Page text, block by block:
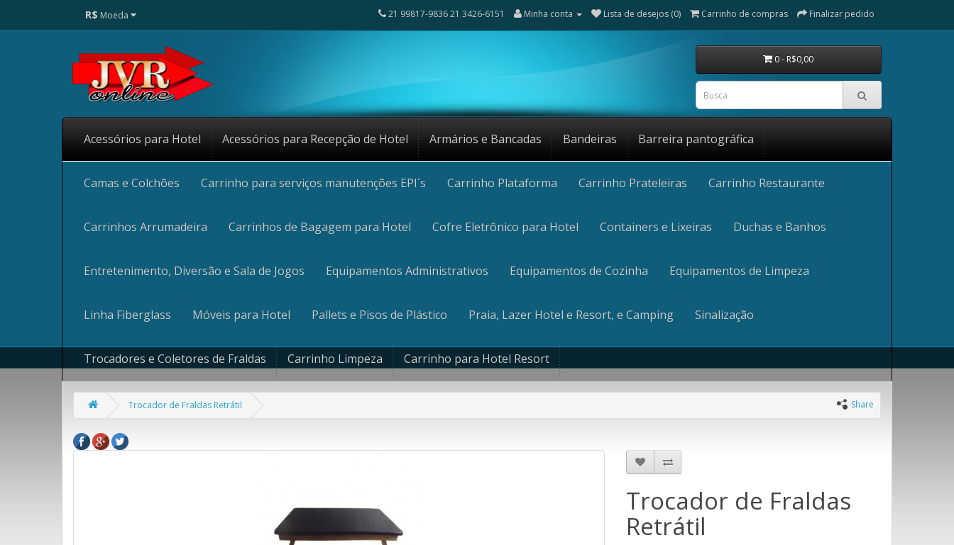
R$ Moeda 21 99817-9836 21 3426-6151 Minha conta Lista de desejos (0) Carrinho de compras Finalizar pedido
0 - R$0,00
Acessórios para Hotel Acessórios para Recepção de Hotel Armários e Bancadas Bandeiras Barreira pantográfica
Camas e Colchões Carrinho para serviços manutenções EPI´s Carrinho Plataforma Carrinho Prateleiras Carrinho Restaurante
Carrinhos Arrumadeira Carrinhos de Bagagem para Hotel Cofre Eletrônico para Hotel Containers e Lixeiras Duchas e Banhos
Entretenimento, Diversão e Sala de Jogos Equipamentos Administrativos Equipamentos de Cozinha Equipamentos de Limpeza
Linha Fiberglass Móveis para Hotel Pallets e Pisos de Plástico Praia, Lazer Hotel e Resort, e Camping Sinalização
Trocadores e Coletores de Fraldas Carrinho Limpeza Carrinho para Hotel Resort
Share
Trocador de Fraldas Retrátil
Trocador de Fraldas
Retrátil